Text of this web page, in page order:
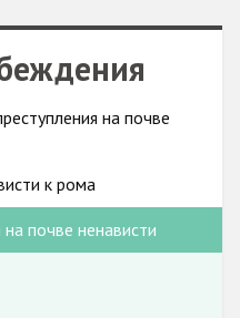
министров ОБСЕ
преступлениях на почве
работы
и судебной
с гражданским
использование
Холокоста
криминальную
на почве
к рома
почве ненависти